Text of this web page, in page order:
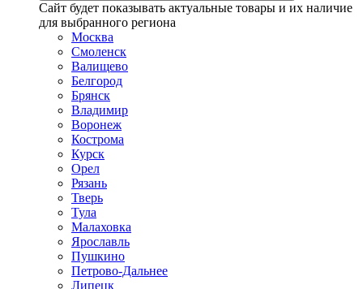
Сайт будет показывать актуальные товары и их наличие
для выбранного региона
Москва
Смоленск
Валищево
Белгород
Брянск
Владимир
Воронеж
Кострома
Курск
Орел
Рязань
Тверь
Тула
Малаховка
Ярославль
Пушкино
Петрово-Дальнее
Липецк